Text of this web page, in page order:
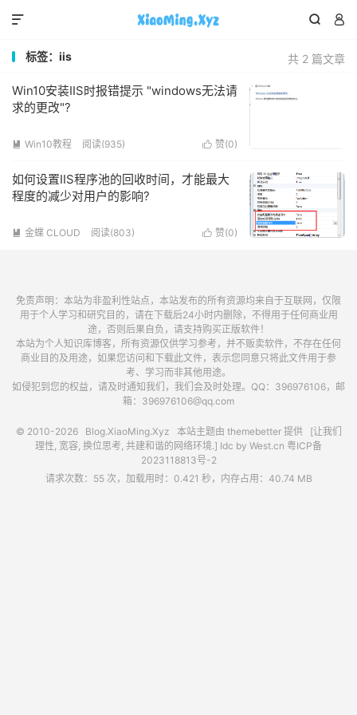
 

共 2 篇文章
标签：iis
Win10安装IIS时报错提示 "windows无法请
求的更改"?
 赞(0)
 Win10教程 阅读(935)
如何设置IIS程序池的回收时间，才能最大
程度的减少对用户的影响?
 赞(0)
 金蝶 CLOUD 阅读(803)
免责声明：本站为非盈利性站点，本站发布的所有资源均来自于互联网，仅限
用于个人学习和研究目的，请在下载后24小时内删除，不得用于任何商业用
途，否则后果自负，请支持购买正版软件！
本站为个人知识库博客，所有资源仅供学习参考，并不贩卖软件，不存在任何
商业目的及用途，如果您访问和下载此文件，表示您同意只将此文件用于参
考、学习而非其他用途。
如侵犯到您的权益，请及时通知我们，我们会及时处理。QQ：396976106，邮
箱：396976106@qq.com
© 2010-2026 Blog.XiaoMing.Xyz 本站主题由 themebetter提供 [让我们
理性, 宽容, 换位思考, 共建和谐的网络环境.] Idc by West.cn 粤ICP备
2023118813号-2
请求次数：55 次，加载用时：0.421 秒，内存占用：40.74 MB